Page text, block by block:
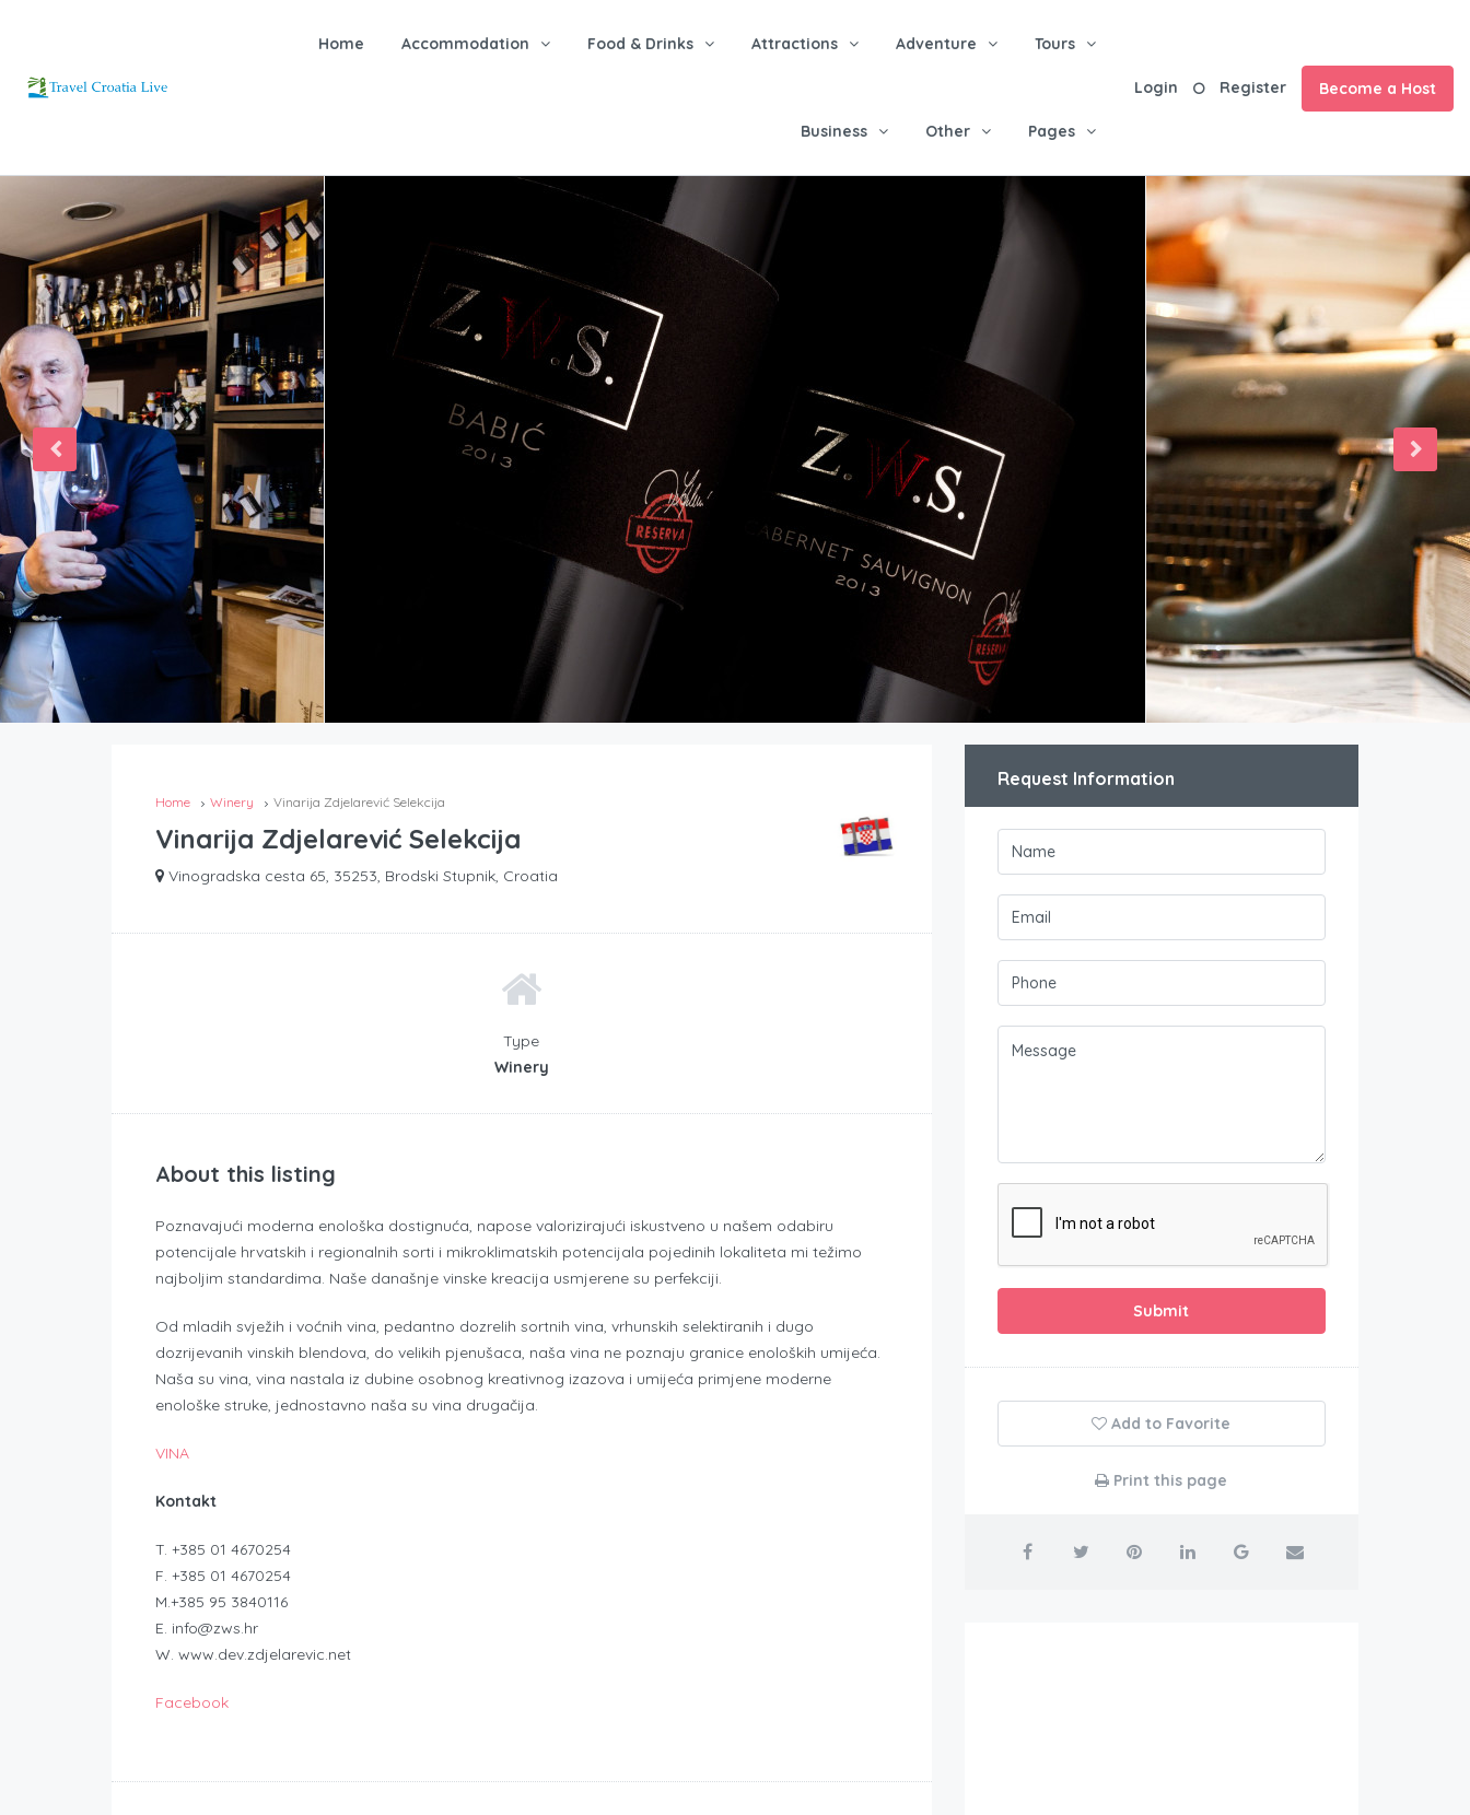
Home Accommodation Food & Drinks Attractions Adventure Tours
Business Other Pages
Login Register Become a Host
Home Winery Vinarija Zdjelarević Selekcija
Vinarija Zdjelarević Selekcija
Vinogradska cesta 65, 35253, Brodski Stupnik, Croatia
Type
Winery
About this listing
Poznavajući moderna enološka dostignuća, napose valorizirajući iskustveno u našem odabiru
potencijale hrvatskih i regionalnih sorti i mikroklimatskih potencijala pojedinih lokaliteta mi težimo
najboljim standardima. Naše današnje vinske kreacija usmjerene su perfekciji.
Od mladih svježih i voćnih vina, pedantno dozrelih sortnih vina, vrhunskih selektiranih i dugo
dozrijevanih vinskih blendova, do velikih pjenušaca, naša vina ne poznaju granice enoloških umijeća.
Naša su vina, vina nastala iz dubine osobnog kreativnog izazova i umijeća primjene moderne
enološke struke, jednostavno naša su vina drugačija.
VINA
Kontakt
T. +385 01 4670254
F. +385 01 4670254
M.+385 95 3840116
E. info@zws.hr
W. www.dev.zdjelarevic.net
Facebook
Request Information
Submit
Add to Favorite
Print this page